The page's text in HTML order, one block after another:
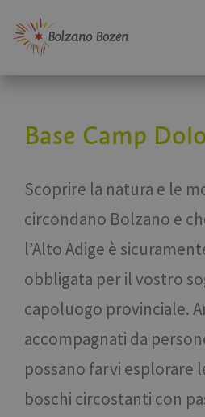
Base Camp
Scoprire la natura e le
circondano Bolzano e
l’Alto Adige è
obbligata per il vostro
capoluogo provinciale.
accompagnati da
possano farvi esplorare
boschi circostanti con